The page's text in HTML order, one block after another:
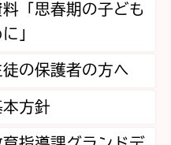
「思春期の子ども
」
の保護者の方へ
方針